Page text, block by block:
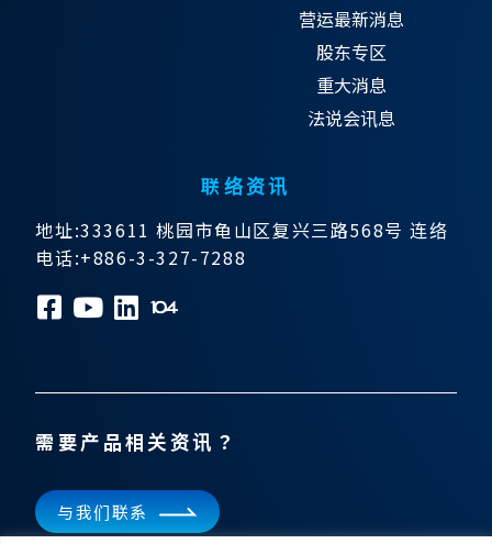
营运最新消息
股东专区
重大消息
法说会讯息
联络资讯
地址:333611 桃园市龟山区复兴三路568号 连络
电话:+886-3-327-7288
需要产品相关资讯？
与我们联系